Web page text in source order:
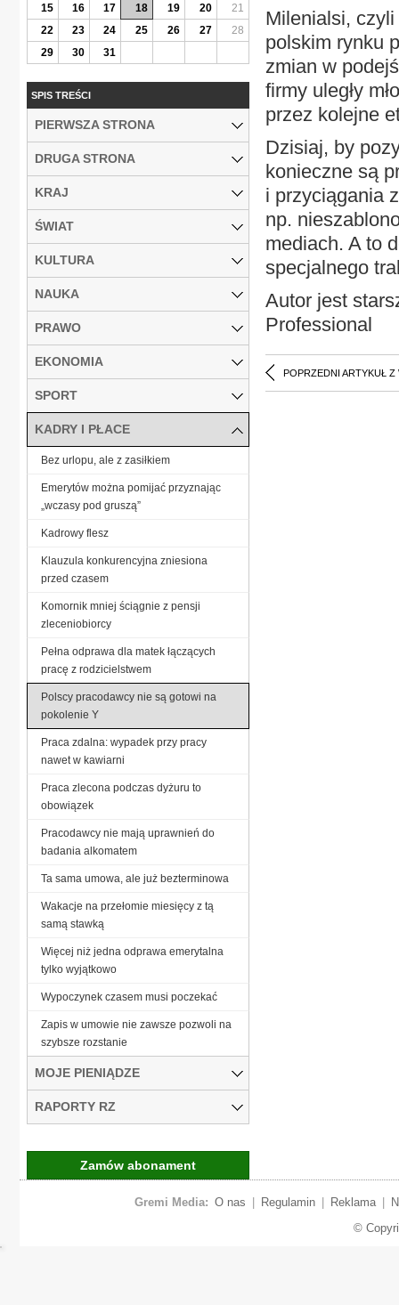
Milenialsi,
polskim rynku
zmian w
firmy uległy
przez kolejne
Dzisiaj, by
konieczne są
i przyciągania
np.
mediach. A to
specjalnego
Autor jest
Professional
POPRZEDNI ARTYKUŁ Z
15
16 17 18 19 20
21
22
23 24 25 26 27
28
29
30 31
SPIS TREŚCI
PIERWSZA STRONA
DRUGA STRONA
KRAJ
ŚWIAT
KULTURA
NAUKA
PRAWO
EKONOMIA
SPORT
KADRY I PŁACE
Bez urlopu, ale z zasiłkiem
Emerytów można pomijać przyznając
„wczasy pod gruszą”
Kadrowy flesz
Klauzula konkurencyjna zniesiona
przed czasem
Komornik mniej ściągnie z pensji
zleceniobiorcy
Pełna odprawa dla matek łączących
pracę z rodzicielstwem
Polscy pracodawcy nie są gotowi na
pokolenie Y
Praca zdalna: wypadek przy pracy
nawet w kawiarni
Praca zlecona podczas dyżuru to
obowiązek
Pracodawcy nie mają uprawnień do
badania alkomatem
Ta sama umowa, ale już bezterminowa
Wakacje na przełomie miesięcy z tą
samą stawką
Więcej niż jedna odprawa emerytalna
tylko wyjątkowo
Wypoczynek czasem musi poczekać
Zapis w umowie nie zawsze pozwoli na
szybsze rozstanie
MOJE PIENIĄDZE
RAPORTY RZ
Zamów abonament
Gremi Media: O nas Regulamin Reklama
©